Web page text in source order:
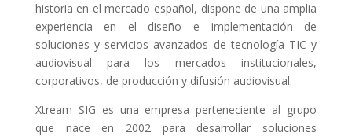
historia en el mercado español, dispone de una amplia
experiencia en el diseño e implementación de
soluciones y servicios avanzados de tecnología TIC y
audiovisual para los mercados institucionales,
corporativos, de producción y difusión audiovisual.
Xtream SIG es una empresa perteneciente al grupo
que nace en 2002 para desarrollar soluciones